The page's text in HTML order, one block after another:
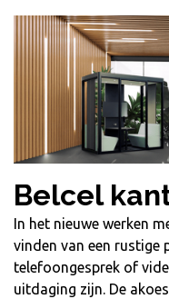
Belcel
In het nieuwe werken
vinden van een rustige
telefoongesprek of
uitdaging zijn. De